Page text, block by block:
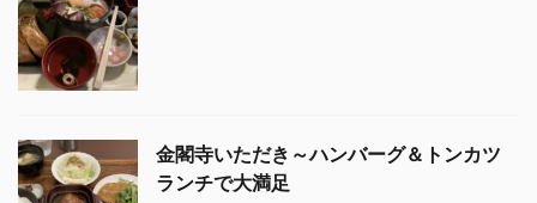
金閣寺いただき～ハンバーグ＆トンカツ
ランチで大満足